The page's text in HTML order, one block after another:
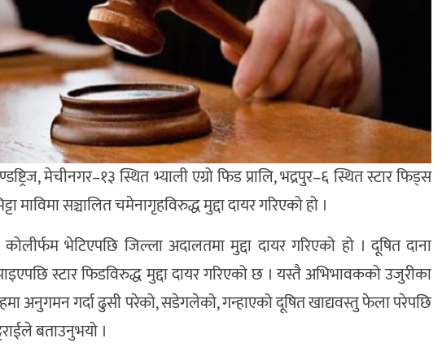
मेचीनगर–१३ स्थित भ्याली एग्रो फिड प्रालि, भद्रपुर–६ स्थित स्टार फिड्स
माविमा सञ्चालित चमेनागृहविरुद्ध मुद्दा दायर गरिएको हो ।
कोलीर्फम भेटिएपछि जिल्ला अदालतमा मुद्दा दायर गरिएको हो । दूषित दाना
स्टार फिडविरुद्ध मुद्दा दायर गरिएको छ । यस्तै अभिभावकको उजुरीका
अनुगमन गर्दा ढुसी परेको, सडेगलेको, गन्हाएको दूषित खाद्यवस्तु फेला परेपछि
बताउनुभयो ।